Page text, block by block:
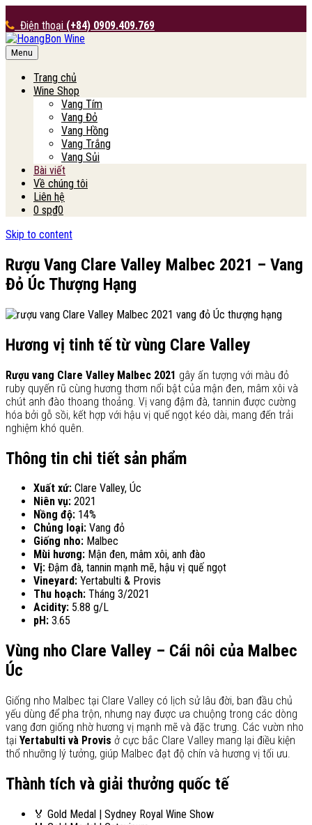
Điện thoại (+84) 0909.409.769
HoangBon Wine
Menu
Trang chủ
Wine Shop
Vang Tím
Vang Đỏ
Vang Hồng
Vang Trắng
Vang Sủi
Bài viết
Về chúng tôi
Liên hệ
0 sp₫0
Skip to content
Rượu Vang Clare Valley Malbec 2021 – Vang
Đỏ Úc Thượng Hạng
Hương vị tinh tế từ vùng Clare Valley
Rượu vang Clare Valley Malbec 2021 gây ấn tượng với màu đỏ
ruby quyến rũ cùng hương thơm nổi bật của mận đen, mâm xôi và
chút anh đào thoang thoảng. Vị vang đậm đà, tannin được cường
hóa bởi gỗ sồi, kết hợp với hậu vị quế ngọt kéo dài, mang đến trải
nghiệm khó quên.
Thông tin chi tiết sản phẩm
Xuất xứ: Clare Valley, Úc
Niên vụ: 2021
Nồng độ: 14%
Chủng loại: Vang đỏ
Giống nho: Malbec
Mùi hương: Mận đen, mâm xôi, anh đào
Vị: Đậm đà, tannin mạnh mẽ, hậu vị quế ngọt
Vineyard: Yertabulti & Provis
Thu hoạch: Tháng 3/2021
Acidity: 5.88 g/L
pH: 3.65
Vùng nho Clare Valley – Cái nôi của Malbec
Úc
Giống nho Malbec tại Clare Valley có lịch sử lâu đời, ban đầu chủ
yếu dùng để pha trộn, nhưng nay được ưa chuộng trong các dòng
vang đơn giống nhờ hương vị mạnh mẽ và đặc trưng. Các vườn nho
tại Yertabulti và Provis ở cực bắc Clare Valley mang lại điều kiện
thổ nhưỡng lý tưởng, giúp Malbec đạt độ chín và hương vị tối ưu.
Thành tích và giải thưởng quốc tế
🏅 Gold Medal | Sydney Royal Wine Show